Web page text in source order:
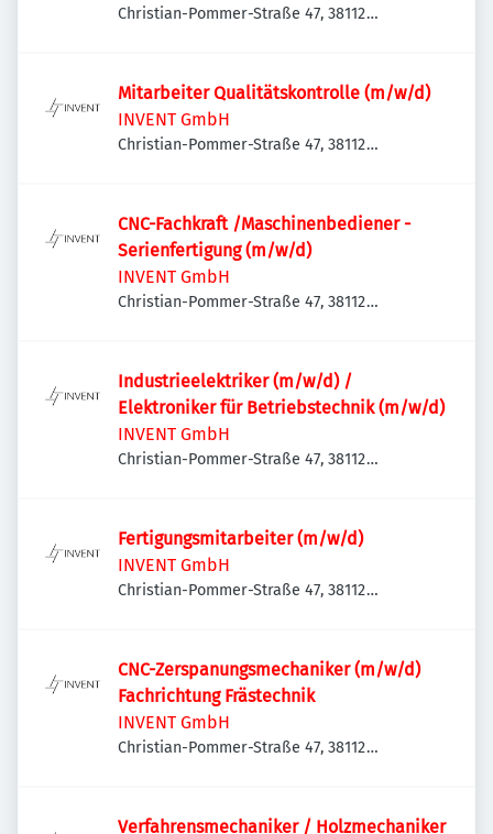
Christian-Pommer-Straße 47, 38112
Mitarbeiter Qualitätskontrolle (m/w/d)
INVENT GmbH
Christian-Pommer-Straße 47, 38112
CNC-Fachkraft /Maschinenbediener -
Serienfertigung (m/w/d)
INVENT GmbH
Christian-Pommer-Straße 47, 38112
Industrieelektriker (m/w/d) /
Elektroniker für Betriebstechnik (m/w/d)
INVENT GmbH
Christian-Pommer-Straße 47, 38112
Fertigungsmitarbeiter (m/w/d)
INVENT GmbH
Christian-Pommer-Straße 47, 38112
CNC-Zerspanungsmechaniker (m/w/d)
Fachrichtung Frästechnik
INVENT GmbH
Christian-Pommer-Straße 47, 38112
Verfahrensmechaniker / Holzmechaniker